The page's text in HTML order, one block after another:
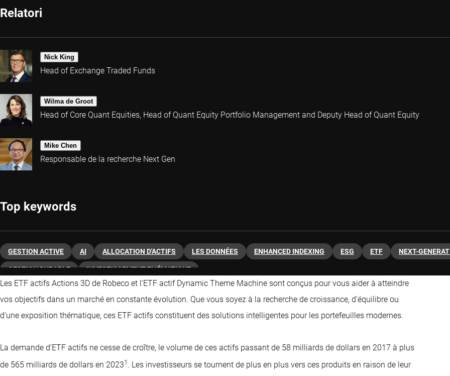
Relatori
Nick King
Head of Exchange Traded Funds
Wilma de Groot
Head of Core Quant Equities, Head of Quant Equity Portfolio Management and Deputy Head of Quant Equity
Mike Chen
Responsable de la recherche Next Gen
Top keywords
GESTION ACTIVE AI ALLOCATION D'ACTIFS LES DONNÉES ENHANCED INDEXING ESG ETF NEXT-
GESTION DURABLE INVESTISSEMENT THÉMATIQUE
Les ETF actifs Actions 3D de Robeco et l’ETF actif Dynamic Theme Machine sont conçus pour vous aider à atteindre
vos objectifs dans un marché en constante évolution. Que vous soyez à la recherche de croissance, d’équilibre ou
d’une exposition thématique, ces ETF actifs constituent des solutions intelligentes pour les portefeuilles modernes.
La demande d’ETF actifs ne cesse de croître, le volume de ces actifs passant de 58 milliards de dollars en 2017 à plus
de 565 milliards de dollars en 20231 . Les investisseurs se tournent de plus en plus vers ces produits en raison de leur